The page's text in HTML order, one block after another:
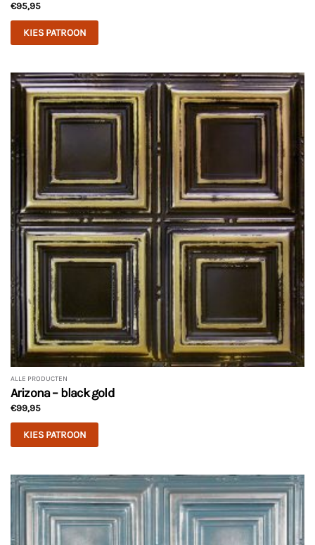
€95,95
KIES PATROON
ALLE PRODUCTEN
Arizona – black gold
€99,95
KIES PATROON